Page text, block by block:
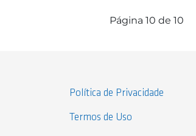
Página 10 de 10
Política de Privacidade
Termos de Uso